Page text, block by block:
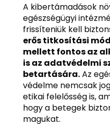
A kibertámadások
egészségügyi
frissíteniük kell
erős titkosítási
mellett fontos az
is az adatvédelmi
betartására.Az
védelme nemcsak
etikai felelősség is,
hogy a betegek
magukat.